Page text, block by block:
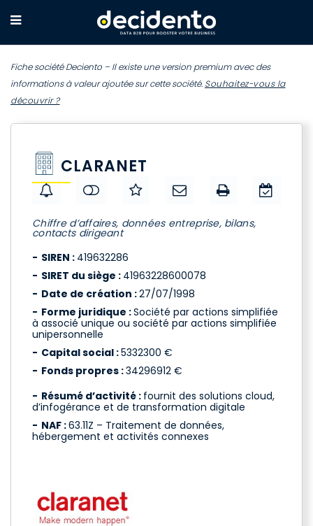
Fiche société Deciento – Il existe une version premium avec des
informations à valeur ajoutée sur cette société. Souhaitez-vous la
découvrir ?
CLARANET
Chiffre d’affaires, données entreprise, bilans,
contacts dirigeant
SIREN : 419632286
SIRET du siège : 41963228600078
Date de création :27/07/1998
Forme juridique :Société par actions simplifiée
à associé unique ou société par actions simplifiée
unipersonnelle
Capital social :5332300 €
Fonds propres :34296912 €
Résumé d’activité : fournit des solutions cloud,
d’infogérance et de transformation digitale
NAF :63.11Z – Traitement de données,
hébergement et activités connexes